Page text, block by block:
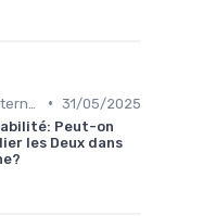
• 31/05/2025
Peut-on
les Deux dans